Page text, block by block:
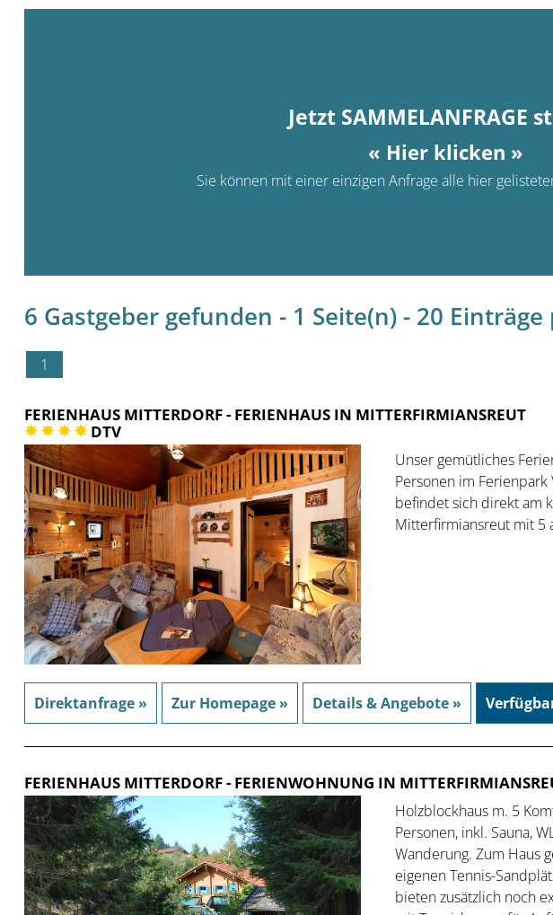
Jetzt SAMMELANFRAGE
« Hier klicken »
Sie können mit einer einzigen Anfrage alle hier
6 Gastgeber gefunden - 1 Seite(n) - 20 Einträge
1
FERIENHAUS MITTERDORF- FERIENHAUS IN MITTERFIRMIANSREUT
DTV
Unser gemütliches
Personen im
befindet sich direkt am
Mitterfirmiansreut mit 5
Direktanfrage » Zur Homepage » Details & Angebote »
FERIENHAUS MITTERDORF- FERIENWOHNUNG IN
Holzblockhaus m. 5
Personen, inkl. Sauna,
Wanderung. Zum Haus
eigenen Tennis-
bieten zusätzlich noch